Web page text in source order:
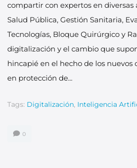
compartir con expertos en diversas
Salud Pública, Gestión Sanitaria,
Tecnologías, Bloque Quirúrgico y
digitalización y el cambio que
hincapié en el hecho de los nuevos
en protección de...
Tags: Digitalización, Inteligencia
0